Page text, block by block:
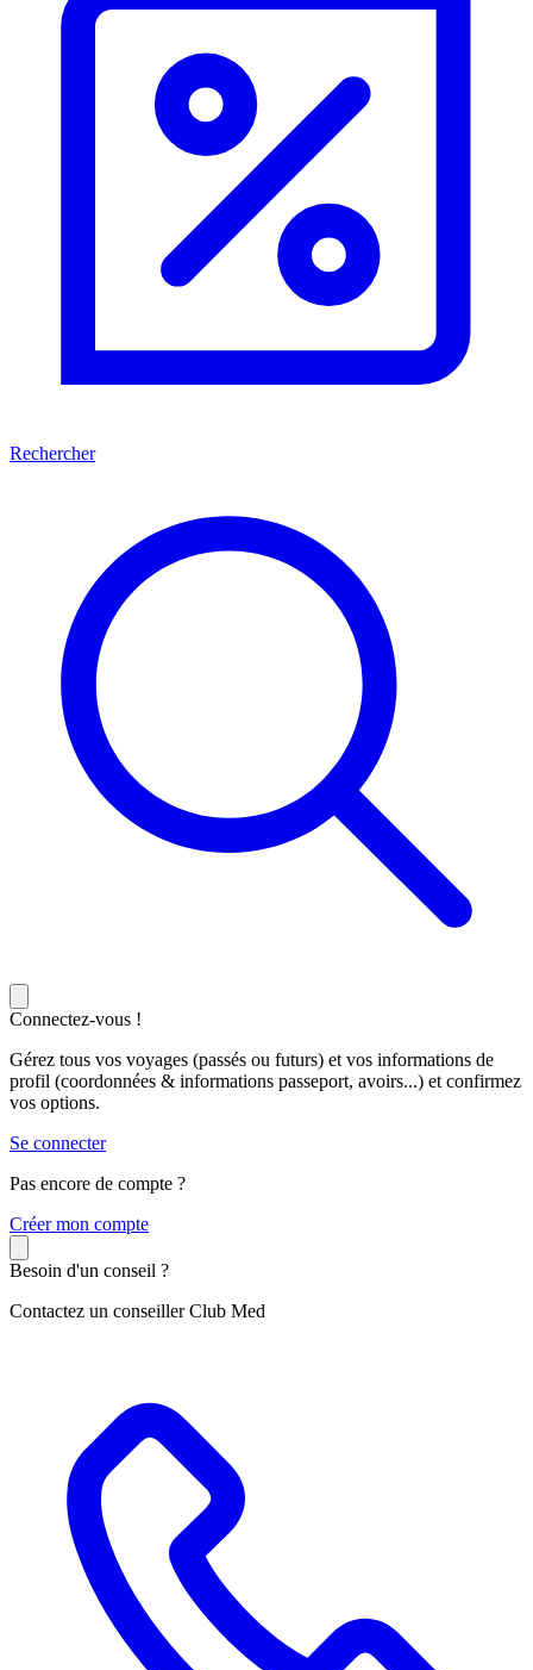
Rechercher
Connectez-vous !
Gérez tous vos voyages (passés ou futurs) et vos informations de
profil (coordonnées & informations passeport, avoirs...) et confirmez
vos options.
Se connecter
Pas encore de compte ?
Créer mon compte
Besoin d'un conseil ?
Contactez un conseiller Club Med